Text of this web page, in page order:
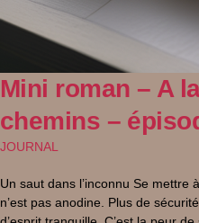
Mini roman – A
chemins –
JOURNAL
Un saut dans l’inconnu Se mettre
n’est pas anodine. Plus de